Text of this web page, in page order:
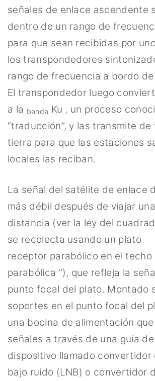
señales de enlace ascendente
dentro de un rango de
para que sean recibidas por
los transpondedores
rango de frecuencia a bordo
El transpondedor luego
a la banda Ku , un proceso
“traducción”, y las transmite de
tierra para que las estaciones
locales las reciban.
La señal del satélite de enlace
más débil después de viajar
distancia (ver la ley del
se recolecta usando un plato
receptor parabólico en el techo
parabólica “), que refleja la
punto focal del plato. Montado
soportes en el punto focal del
una bocina de alimentación
señales a través de una guía
dispositivo llamado convertidor
bajo ruido (LNB) o convertidor